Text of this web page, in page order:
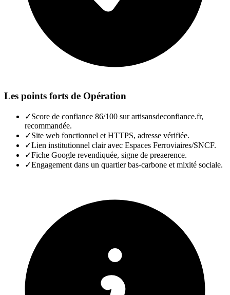
Les points forts de Opération
✓Score de confiance 86/100 sur artisansdeconfiance.fr,
recommandée.
✓Site web fonctionnel et HTTPS, adresse vérifiée.
✓Lien institutionnel clair avec Espaces Ferroviaires/SNCF.
✓Fiche Google revendiquée, signe de preaerence.
✓Engagement dans un quartier bas-carbone et mixité sociale.